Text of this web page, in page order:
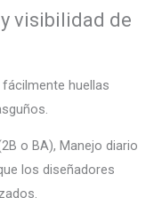
visibilidad de
huellas
o BA), Manejo diario
los diseñadores